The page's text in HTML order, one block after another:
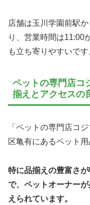
店舗は玉川学園前駅
り、営業時間は11:00
も立ち寄りやすいです
ペットの専門店コ
揃えとアクセスの
「ペットの専門店コ
区亀有にあるペット用
特に品揃えの豊富さ
で、ペットオーナー
えられています。